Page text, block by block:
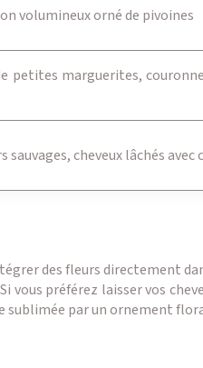
volumineux orné de pivoines
petites marguerites,
sauvages, cheveux lâchés avec
des fleurs directement
préférez laisser vos
sublimée par un ornement